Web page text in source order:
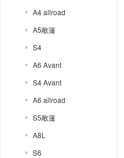
A4 allroad
A5敞篷
S4
A6 Avant
S4 Avant
A6 allroad
S5敞篷
A8L
S6